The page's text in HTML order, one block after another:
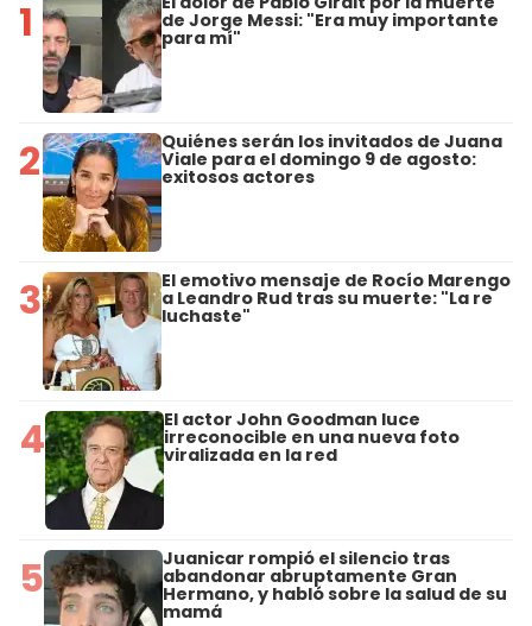
1 de Jorge Messi: "Era muy importante
para mí"
2 Quiénes serán los invitados de Juana
Viale para el domingo 9 de agosto:
exitosos actores
3 El emotivo mensaje de Rocío Marengo
a Leandro Rud tras su muerte: "La re
luchaste"
4 El actor John Goodman luce
irreconocible en una nueva foto
viralizada en la red
5 Juanicar rompió el silencio tras
abandonar abruptamente Gran
Hermano, y habló sobre la salud de su
mamá